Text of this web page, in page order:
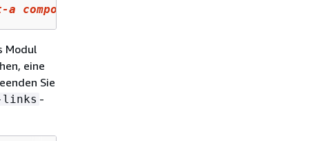
a component-
Modul
eine
Sie
links -